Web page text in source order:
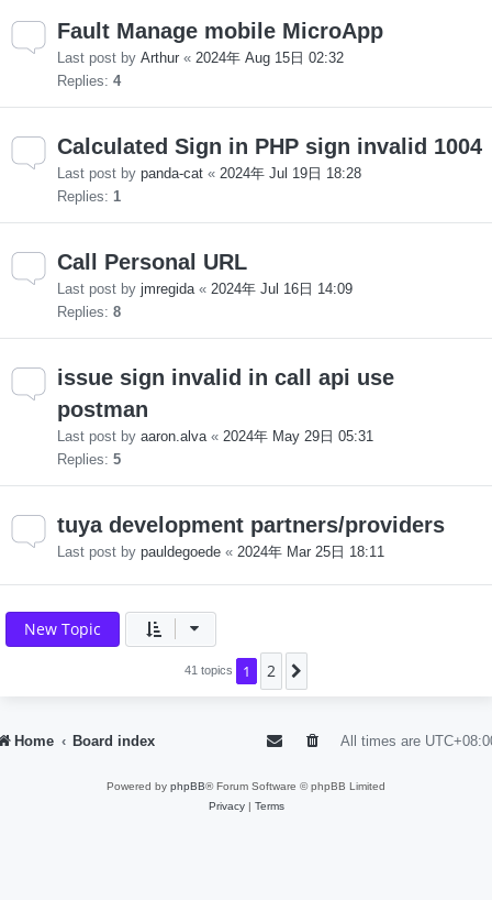
Fault Manage mobile MicroApp
Last post by Arthur « 2024年 Aug 15日 02:32
Replies: 4
Calculated Sign in PHP sign invalid 1004
Last post by panda-cat « 2024年 Jul 19日 18:28
Replies: 1
Call Personal URL
Last post by jmregida « 2024年 Jul 16日 14:09
Replies: 8
issue sign invalid in call api use
postman
Last post by aaron.alva « 2024年 May 29日 05:31
Replies: 5
tuya development partners/providers
Last post by pauldegoede « 2024年 Mar 25日 18:11
New Topic
41 topics 1 2
Home Board index All times are
Powered by phpBB® Forum Software © phpBB Limited
Privacy| Terms